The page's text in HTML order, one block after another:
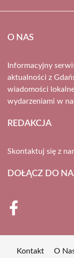
O NAS
Informacyjny
aktualności z
wiadomości
wydarzeniami w
REDAKCJA
Skontaktuj się z
DOŁĄCZ DO
Kontakt O